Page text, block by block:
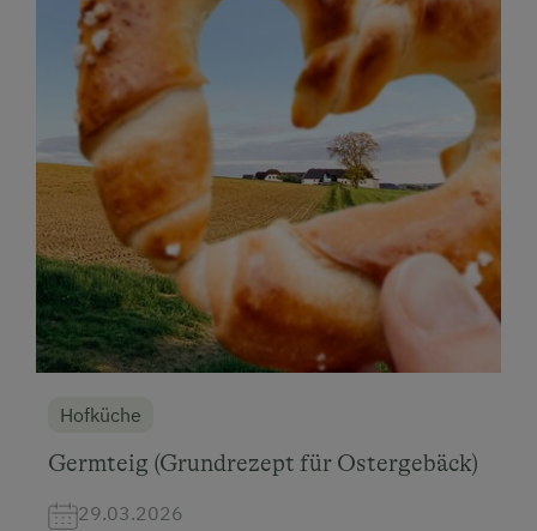
Hofküche
Germteig (Grundrezept für Ostergebäck)
29.03.2026